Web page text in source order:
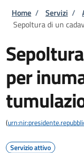
Briciole di
Home / Servizi /
Sepoltura di un
per
(
Servizio attivo